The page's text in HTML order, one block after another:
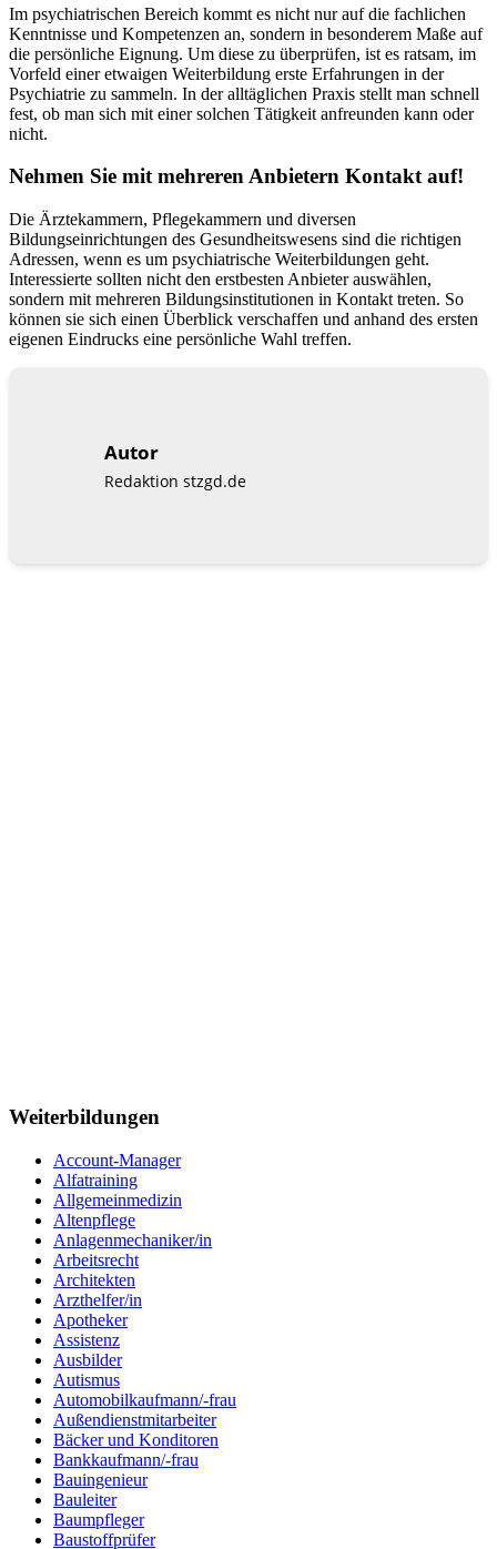
Im psychiatrischen Bereich kommt es nicht nur auf die fachlichen
Kenntnisse und Kompetenzen an, sondern in besonderem Maße auf
die persönliche Eignung. Um diese zu überprüfen, ist es ratsam, im
Vorfeld einer etwaigen Weiterbildung erste Erfahrungen in der
Psychiatrie zu sammeln. In der alltäglichen Praxis stellt man schnell
fest, ob man sich mit einer solchen Tätigkeit anfreunden kann oder
nicht.
Nehmen Sie mit mehreren Anbietern Kontakt auf!
Die Ärztekammern, Pflegekammern und diversen
Bildungseinrichtungen des Gesundheitswesens sind die richtigen
Adressen, wenn es um psychiatrische Weiterbildungen geht.
Interessierte sollten nicht den erstbesten Anbieter auswählen,
sondern mit mehreren Bildungsinstitutionen in Kontakt treten. So
können sie sich einen Überblick verschaffen und anhand des ersten
eigenen Eindrucks eine persönliche Wahl treffen.
Autor
Redaktion stzgd.de
Weiterbildungen
Account-Manager
Alfatraining
Allgemeinmedizin
Altenpflege
Anlagenmechaniker/in
Arbeitsrecht
Architekten
Arzthelfer/in
Apotheker
Assistenz
Ausbilder
Autismus
Automobilkaufmann/-frau
Außendienstmitarbeiter
Bäcker und Konditoren
Bankkaufmann/-frau
Bauingenieur
Bauleiter
Baumpfleger
Baustoffprüfer